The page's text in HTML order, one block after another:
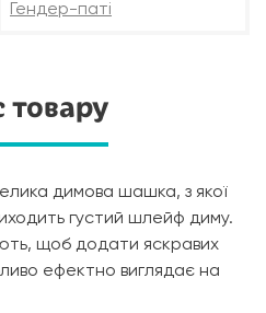
Гендер-паті
товару
димова шашка, з якої
густий шлейф диму.
щоб додати яскравих
ефектно виглядає на